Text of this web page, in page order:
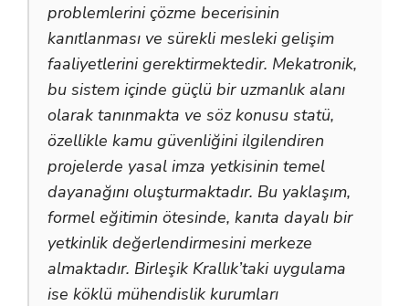
problemlerini çözme becerisinin
kanıtlanması ve sürekli mesleki gelişim
faaliyetlerini gerektirmektedir. Mekatronik,
bu sistem içinde güçlü bir uzmanlık alanı
olarak tanınmakta ve söz konusu statü,
özellikle kamu güvenliğini ilgilendiren
projelerde yasal imza yetkisinin temel
dayanağını oluşturmaktadır. Bu yaklaşım,
formel eğitimin ötesinde, kanıta dayalı bir
yetkinlik değerlendirmesini merkeze
almaktadır. Birleşik Krallık’taki uygulama
ise köklü mühendislik kurumları